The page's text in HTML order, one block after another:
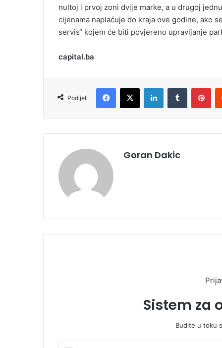
nultoj i prvoj zoni dvije marke, a u drugoj
cijenama naplaćuje do kraja ove godine, ako
servis“ kojem će biti povjereno upravljanje
capital.ba
Podijeli
Goran Dakic
Sistem za
Budite u toku